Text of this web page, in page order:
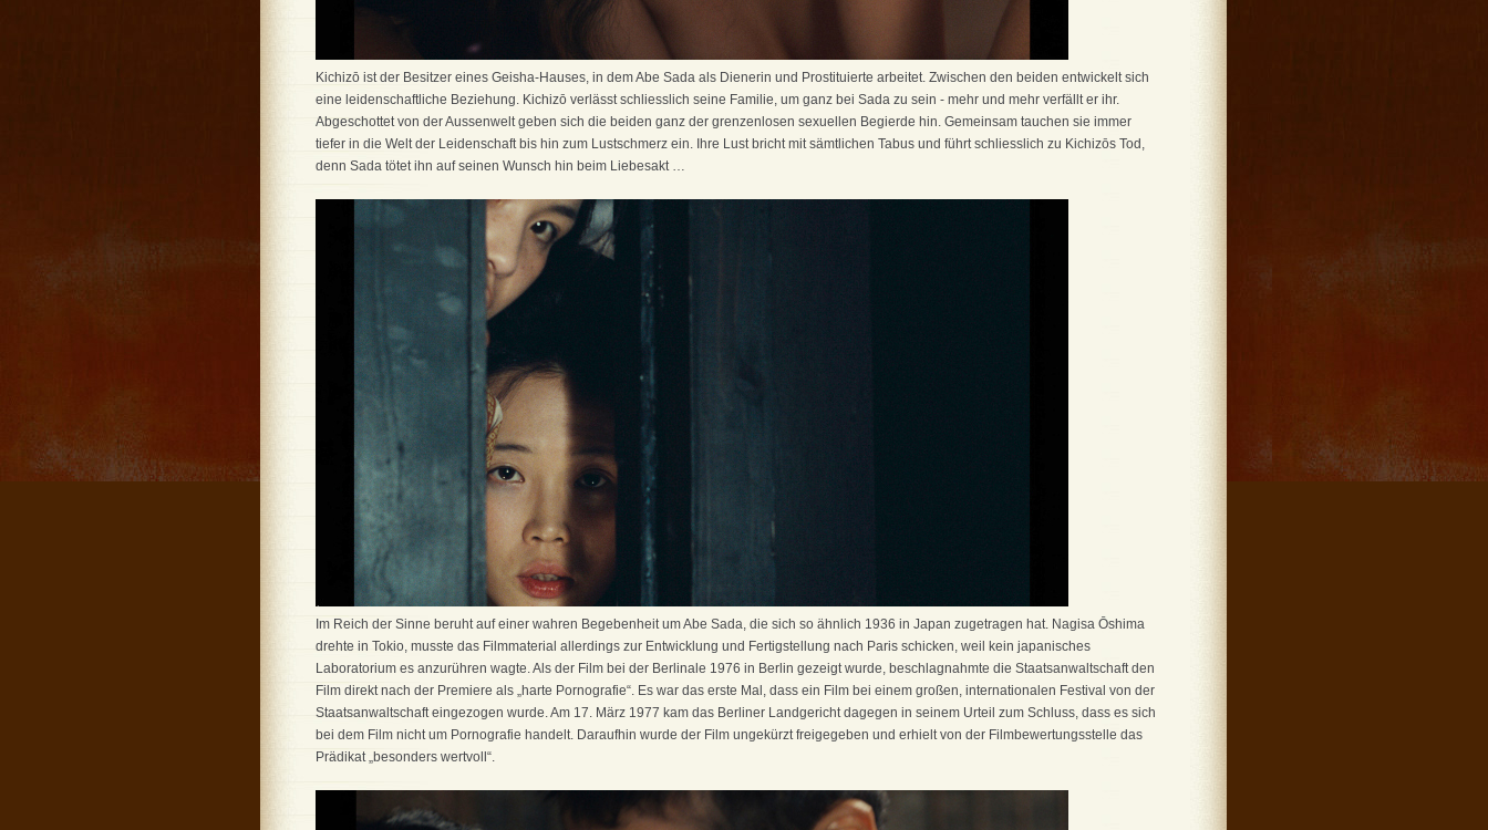
Kichizō ist der Besitzer eines Geisha-Hauses, in dem Abe Sada als Dienerin und Prostituierte arbeitet. Zwischen den beiden entwickelt sich
eine leidenschaftliche Beziehung. Kichizō verlässt schliesslich seine Familie, um ganz bei Sada zu sein - mehr und mehr verfällt er ihr.
Abgeschottet von der Aussenwelt geben sich die beiden ganz der grenzenlosen sexuellen Begierde hin. Gemeinsam tauchen sie immer
tiefer in die Welt der Leidenschaft bis hin zum Lustschmerz ein. Ihre Lust bricht mit sämtlichen Tabus und führt schliesslich zu Kichizōs Tod,
denn Sada tötet ihn auf seinen Wunsch hin beim Liebesakt …
Im Reich der Sinne beruht auf einer wahren Begebenheit um Abe Sada, die sich so ähnlich 1936 in Japan zugetragen hat. Nagisa Ōshima
drehte in Tokio, musste das Filmmaterial allerdings zur Entwicklung und Fertigstellung nach Paris schicken, weil kein japanisches
Laboratorium es anzurühren wagte. Als der Film bei der Berlinale 1976 in Berlin gezeigt wurde, beschlagnahmte die Staatsanwaltschaft den
Film direkt nach der Premiere als „harte Pornografie“. Es war das erste Mal, dass ein Film bei einem großen, internationalen Festival von der
Staatsanwaltschaft eingezogen wurde. Am 17. März 1977 kam das Berliner Landgericht dagegen in seinem Urteil zum Schluss, dass es sich
bei dem Film nicht um Pornografie handelt. Daraufhin wurde der Film ungekürzt freigegeben und erhielt von der Filmbewertungsstelle das
Prädikat „besonders wertvoll“.